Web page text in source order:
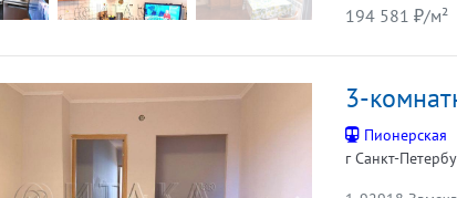
Юнтоловский
увидеть чем
станция
вуаля.
194 581 ₽/м²
3-
Пионерская
г Санкт-